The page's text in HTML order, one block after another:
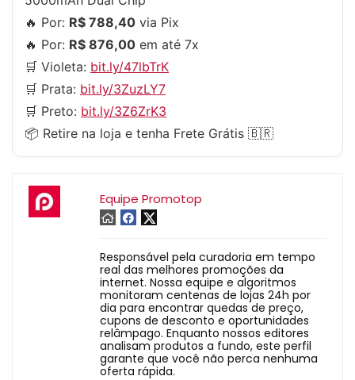
🔥 Por: R$ 788,40 via Pix
🔥 Por: R$ 876,00 em até 7x
🛒 Violeta: bit.ly/47lbTrK
🛒 Prata: bit.ly/3ZuzLY7
🛒 Preto: bit.ly/3Z6ZrK3
📦 Retire na loja e tenha Frete Grátis 🇧🇷
Equipe Promotop
Responsável pela curadoria em tempo
real das melhores promoções da
internet. Nossa equipe e algoritmos
monitoram centenas de lojas 24h por
dia para encontrar quedas de preço,
cupons de desconto e oportunidades
relâmpago. Enquanto nossos editores
analisam produtos a fundo, este perfil
garante que você não perca nenhuma
oferta rápida.